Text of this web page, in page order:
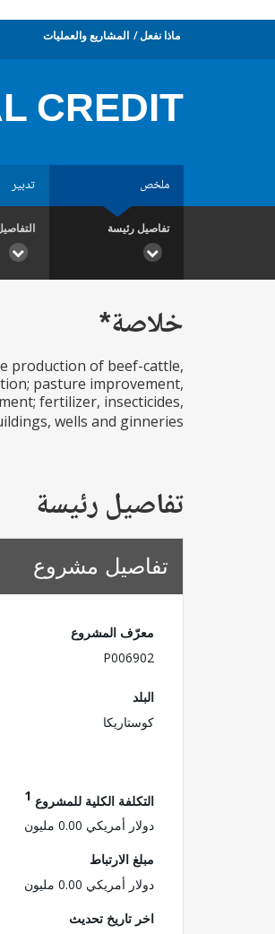
ماذا نفعل المشاريع والعمليات
CREDIT
ملخص تدبير
تفاصيل رئيسة
خلاصة*
production of beef-cattle,
pasture improvement,
fertilizer, insecticides,
wells and ginneries;...
تفاصيل رئيسة
تفاصيل مشروع
معرّف المشروع
P006902
البلد
كوستاريكا
التكلفة الكلية للمشروع 1
دولار أمريكي 0.00 مليون
مبلغ الارتباط
دولار أمريكي 0.00 مليون
اخر تاريخ تحديث